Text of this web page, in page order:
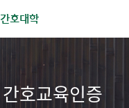
간호대학
간호교육인증